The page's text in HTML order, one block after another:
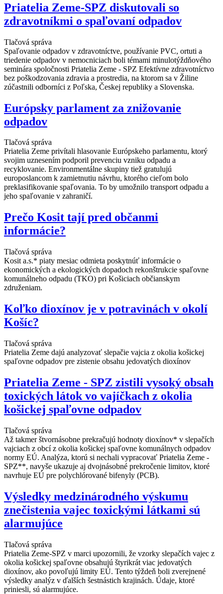
Priatelia Zeme-SPZ diskutovali so
zdravotníkmi o spaľovaní odpadov
Tlačová správa
Spaľovanie odpadov v zdravotníctve, používanie PVC, ortuti a
triedenie odpadov v nemocniciach boli témami minulotýždňového
seminára spoločnosti Priatelia Zeme - SPZ Efektívne zdravotníctvo
bez poškodzovania zdravia a prostredia, na ktorom sa v Žiline
zúčastnili odborníci z Poľska, Českej republiky a Slovenska.
Európsky parlament za znižovanie
odpadov
Tlačová správa
Priatelia Zeme privítali hlasovanie Európskeho parlamentu, ktorý
svojim uznesením podporil prevenciu vzniku odpadu a
recyklovanie. Environmentálne skupiny tiež gratulujú
europoslancom k zamietnutiu návrhu, ktorého cieľom bolo
preklasifikovanie spaľovania. To by umožnilo transport odpadu a
jeho spaľovanie v zahraničí.
Prečo Kosit tají pred občanmi
informácie?
Tlačová správa
Kosit a.s.* piaty mesiac odmieta poskytnúť informácie o
ekonomických a ekologických dopadoch rekonštrukcie spaľovne
komunálneho odpadu (TKO) pri Košiciach občianskym
združeniam.
Koľko dioxínov je v potravinách v okolí
Košíc?
Tlačová správa
Priatelia Zeme dajú analyzovať slepačie vajcia z okolia košickej
spaľovne odpadov pre zistenie obsahu jedovatých dioxínov
Priatelia Zeme - SPZ zistili vysoký obsah
toxických látok vo vajíčkach z okolia
košickej spaľovne odpadov
Tlačová správa
Až takmer štvornásobne prekračujú hodnoty dioxínov* v slepačích
vajciach z obcí z okolia košickej spaľovne komunálnych odpadov
normy EÚ. Analýza, ktorú si nechali vypracovať Priatelia Zeme -
SPZ**, navyše ukazuje aj dvojnásobné prekročenie limitov, ktoré
navrhuje EÚ pre polychlórované bifenyly (PCB).
Výsledky medzinárodného výskumu
znečistenia vajec toxickými látkami sú
alarmujúce
Tlačová správa
Priatelia Zeme-SPZ v marci upozornili, že vzorky slepačích vajec z
okolia košickej spaľovne obsahujú štyrikrát viac jedovatých
dioxínov, ako povoľujú limity EÚ. Tento týždeň boli zverejnené
výsledky analýz v ďalších šestnástich krajinách. Údaje, ktoré
priniesli, sú alarmujúce.